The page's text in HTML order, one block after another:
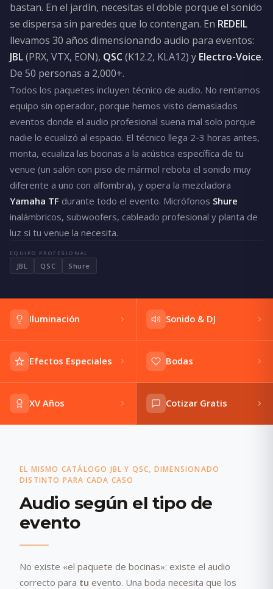
bastan. En el jardín, necesitas el doble porque el sonido
se dispersa sin paredes que lo contengan. En REDEIL
llevamos 30 años dimensionando audio para eventos:
JBL(PRX, VTX, EON), QSC(K12.2, KLA12) y Electro-Voice.
De 50 personas a 2,000+.
Todos los paquetes incluyen técnico de audio. No rentamos
equipo sin operador, porque hemos visto demasiados
eventos donde el audio profesional suena mal solo porque
nadie lo ecualizó al espacio. El técnico llega 2-3 horas antes,
monta, ecualiza las bocinas a la acústica específica de tu
venue (un salón con piso de mármol rebota el sonido muy
diferente a uno con alfombra), y opera la mezcladora
Yamaha TF durante todo el evento. Micrófonos Shure
inalámbricos, subwoofers, cableado profesional y planta de
luz si tu venue la necesita.
EQUIPO PROFESIONAL
JBL QSC Shure
Iluminación Sonido & DJ
Efectos Especiales Bodas
XV Años Cotizar Gratis
EL MISMO CATÁLOGO JBL Y QSC, DIMENSIONADO
DISTINTO PARA CADA CASO
Audio según el tipo de
evento
No existe «el paquete de bocinas»: existe el audio
correcto para tu evento. Una boda necesita que los